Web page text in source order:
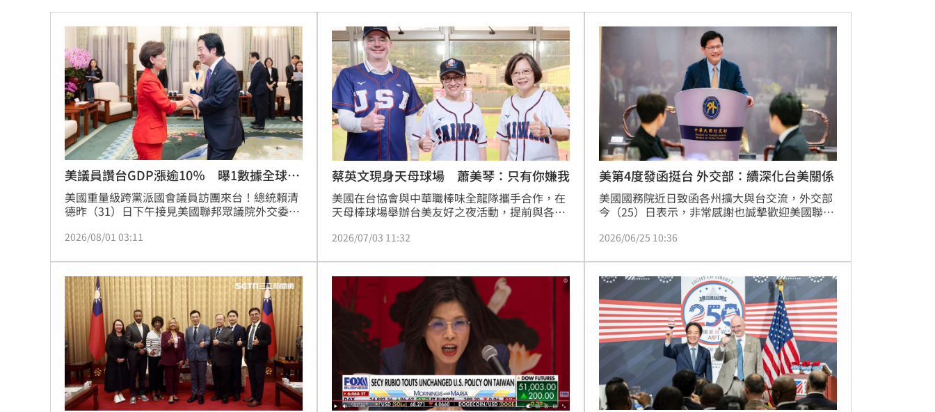
南投妻喝茫載尪自撞！車全毀2人受困車內 17:16
熊本賑災 福岡佛光山攜物資馳援八代市 17:11
狂風暴雨吹走內褲！陳世軒神回笑翻網友 17:10
海水倒灌基隆愛四路積水 謝國樑研議補償 17:06
越花俏越危險！便宜手機殼遭爆苯超標百倍
金正烈酗酒頻闖禍 曝與台籍妻離婚內幕 17:01
公告7月財報後 散熱王者它目標價飆升
秋天第一杯奶茶害的？飲料店員大戰外送員 16:59
aespa攻蛋 北捷主題列車上路還能抽機票 16:58
談城市願景！沈伯洋點出這區「兩個世界」
《不良》女主持超坎坷！尪遭槍殺抱嬰逃命
桃園農場鴕鳥「逃家」撞凹車 飼主慘了 16:53
美議員讚台GDP漲逾10％ 曝1數據全球羨
慕
美國重量級跨黨派國會議員訪團來台！總統賴清
德昨（31）日下午接見美國聯邦眾議院外交委員
團，感謝跨黨派議員以行動支持台灣，並期待台
團舉行記者會，其中共和黨籍聯邦眾議員芬斯特
拉（Randy Feenstra）更盛讚台灣經濟表現，指
出過去一年經濟成長超過10％、失業率僅約
3％，債務所得比更是令世界各國羨慕的成績。
2026/08/01 03:11
蔡英文現身天母球場 蕭美琴：只有你嫌我
美國在台協會與中華職棒味全龍隊攜手合作，在
天母棒球場舉辦台美友好之夜活動，提前與各界
蕭美琴與美國在台協會台北辦事處處長谷立言分
前總統蔡英文也受邀前往共襄盛舉，並在社群平
台上分享與兩人的互動，引發網友熱烈討論。
2026/07/03 11:32
美第4度發函挺台 外交部：續深化台美關係
美國國務院近日致函各州擴大與台交流，外交部
今（25）日表示，非常感謝也誠摯歡迎美國聯邦
部門皆持續深化與台灣在各領域合作的堅定立
性。
2026/06/25 10:36